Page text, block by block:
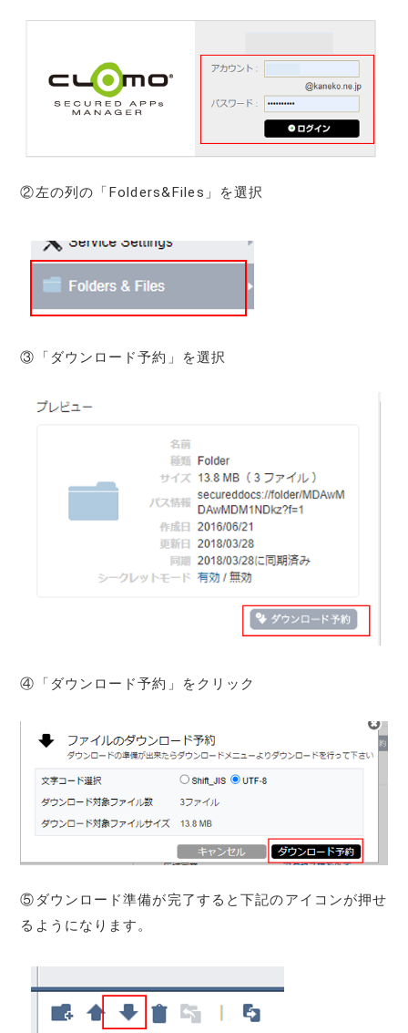
②左の列の「Folders&Files」を選択
③「ダウンロード予約」を選択
④「ダウンロード予約」をクリック
⑤ダウンロード準備が完了すると下記のアイコンが押せ
るようになります。